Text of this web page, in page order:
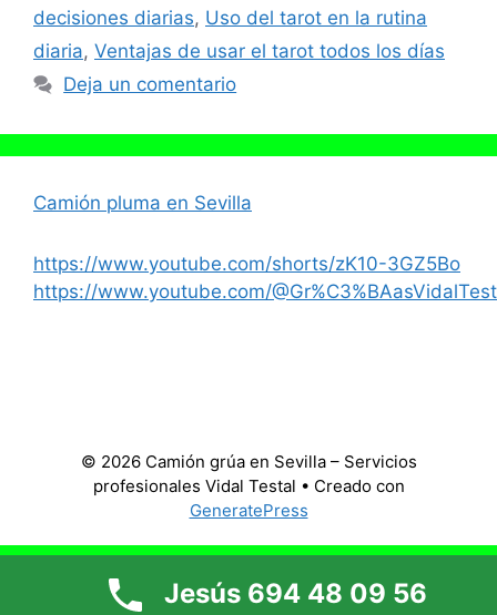
decisiones diarias, Uso del tarot en la rutina
diaria, Ventajas de usar el tarot todos los días
Deja un comentario
Camión pluma en Sevilla
https://www.youtube.com/shorts/zK10-3GZ5Bo
https://www.youtube.com/
© 2026 Camión grúa en Sevilla – Servicios
profesionales Vidal Testal • Creado con
GeneratePress
Jesús 694 48 09 56